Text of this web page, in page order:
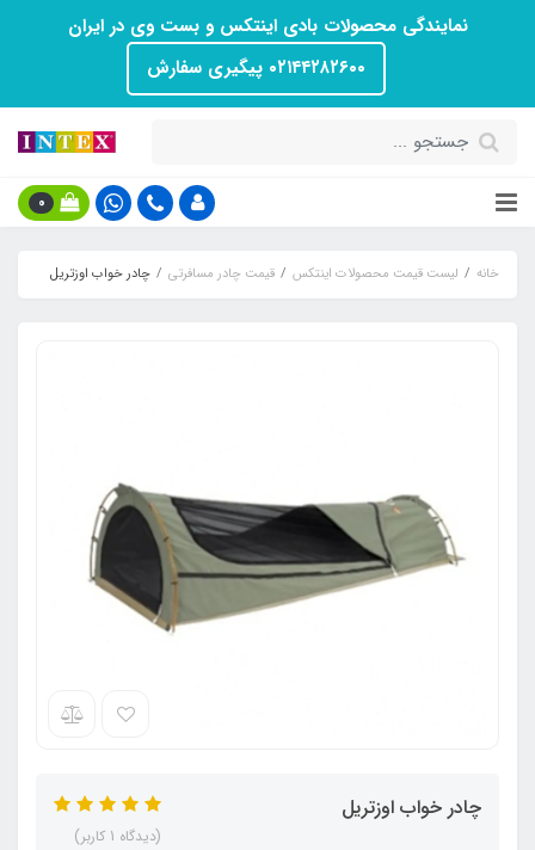
نمایندگی محصولات بادی اینتکس و بست وی در ایران
۰۲۱۴۴۲۸۲۶۰۰ پیگیری سفارش
0
خانه لیست قیمت محصولات اینتکس قیمت چادر مسافرتی چادر خواب اوزتریل
چادر خواب اوزتریل
(دیدگاه 1 کاربر)